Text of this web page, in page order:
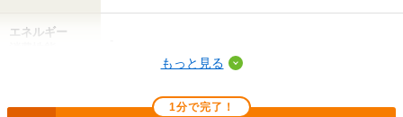
エネルギー
もっと見る
1分で完了！